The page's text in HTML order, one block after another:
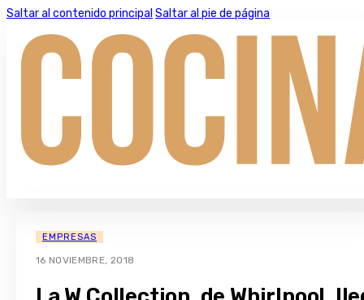
Saltar al contenido principal Saltar al pie de página
EMPRESAS
16 NOVIEMBRE, 2018